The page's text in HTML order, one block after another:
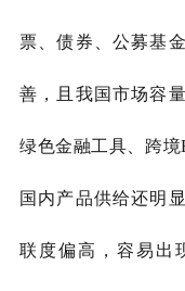
票、债券、公募基
善，且我国市场容
绿色金融工具、跨境
国内产品供给还明
联度偏高，容易出